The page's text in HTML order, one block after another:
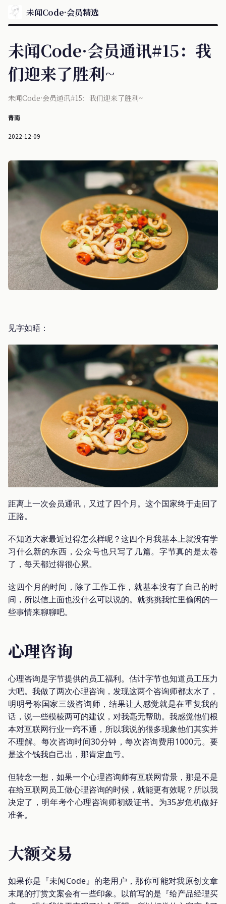
未闻Code·会员精选
未闻Code·会员通讯#15：我
们迎来了胜利~
未闻Code·会员通讯#15：我们迎来了胜利~
青南
2022-12-09
见字如晤：
距离上一次会员通讯，又过了四个月。这个国家终于走回了
正路。
不知道大家最近过得怎么样呢？这四个月我基本上就没有学
习什么新的东西，公众号也只写了几篇。字节真的是太卷
了，每天都过得很心累。
这四个月的时间，除了工作工作，就基本没有了自己的时
间，所以信上面也没什么可以说的。就挑挑我忙里偷闲的一
些事情来聊聊吧。
心理咨询
心理咨询是字节提供的员工福利。估计字节也知道员工压力
大吧。我做了两次心理咨询，发现这两个咨询师都太水了，
明明号称国家三级咨询师，结果让人感觉就是在重复我的
话，说一些模棱两可的建议，对我毫无帮助。我感觉他们根
本对互联网行业一窍不通，所以我说的很多现象他们其实并
不理解。每次咨询时间30分钟，每次咨询费用1000元。要
是这个钱我自己出，那肯定血亏。
但转念一想，如果一个心理咨询师有互联网背景，那是不是
在给互联网员工做心理咨询的时候，就能更有效呢？所以我
决定了，明年考个心理咨询师初级证书。为35岁危机做好
准备。
大额交易
如果你是『未闻Code』的老用户，那你可能对我原创文章
末尾的打赏文案会有一些印象。以前写的是『给产品经理买